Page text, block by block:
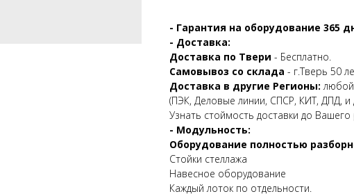
- Гарантия на оборудование 365
- Доставка:
Доставка по Твери - Бесплатно.
Самовывоз со склада - г.Тверь 50
Доставка в другие Регионы:
(ПЭК, Деловые линии, СПСР, КИТ, ДПД, и
Узнать стоймость доставки до
- Модульность:
Оборудование полностью
Стойки стеллажа
Навесное оборудование
Каждый лоток по отдельности.